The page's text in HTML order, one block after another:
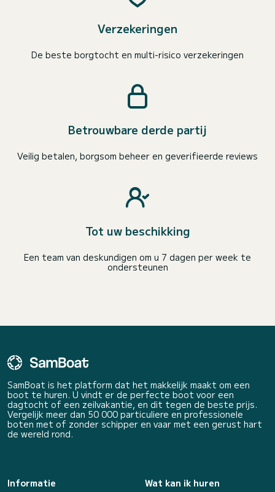
Verzekeringen
De beste borgtocht en multi-risico verzekeringen
Betrouwbare derde partij
Veilig betalen, borgsom beheer en geverifieerde reviews
Tot uw beschikking
Een team van deskundigen om u 7 dagen per week te
ondersteunen
SamBoat is het platform dat het makkelijk maakt om een
boot te huren. U vindt er de perfecte boot voor een
dagtocht of een zeilvakantie, en dit tegen de beste prijs.
Vergelijk meer dan 50 000 particuliere en professionele
boten met of zonder schipper en vaar met een gerust hart
de wereld rond.
Informatie
Wat kan ik huren